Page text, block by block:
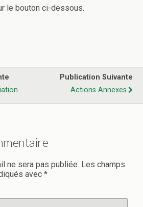
le bouton ci-dessous.
Publication Suivante
Actions Annexes
ne sera pas publiée. Les champs
avec *